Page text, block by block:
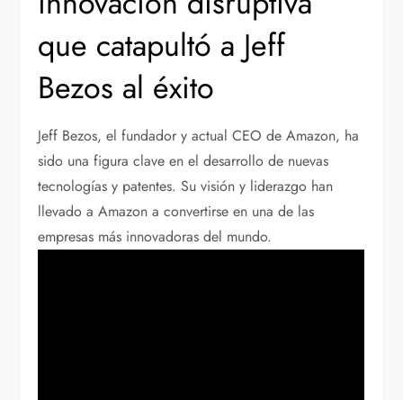
que catapultó a Jeff
Bezos al éxito
Jeff Bezos, el fundador y actual CEO de Amazon, ha
sido una figura clave en el desarrollo de nuevas
tecnologías y patentes. Su visión y liderazgo han
llevado a Amazon a convertirse en una de las
empresas más innovadoras del mundo.